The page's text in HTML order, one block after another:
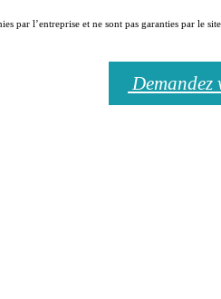
par l’entreprise et ne sont pas garanties par le
Demandez